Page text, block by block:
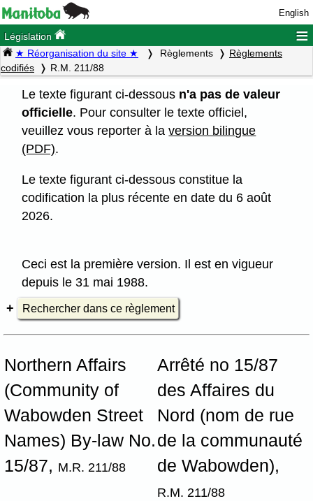
English
Législation ≡
★ Réorganisation du site ★ Règlements
Règlements
codifiés
R.M. 211/88
Le texte figurant ci-dessous n'a pas de valeur
officielle. Pour consulter le texte officiel,
veuillez vous reporter à laversion bilingue
(PDF).
Le texte figurant ci-dessous constitue la
codification la plus récente en date du 6 août
2026.
Ceci est la première version. Il est en vigueur
depuis le 31 mai 1988.
Rechercher dans ce règlement
Northern Affairs
(Community of
Wabowden Street
Names) By-law No.
15/87, M.R. 211/88
Arrêté no 15/87
des Affaires du
Nord (nom de rue
de la communauté
de Wabowden),
R.M. 211/88